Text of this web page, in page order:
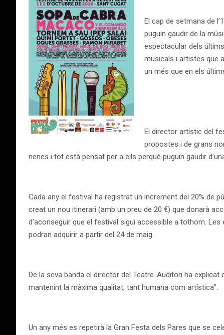
El cap de setmana de
puguin gaudir de la
espectacular dels
musicals i artistes que
un més que en els
El director artístic del
propostes i de grans
nenes i tot està pensat per a ells perquè puguin gaudir
Cada any el festival ha registrat un increment del 20% de
creat un nou itinerari (amb un preu de 20 €) que donarà
d’aconseguir que el festival sigui accessible a tothom.
podran adquirir a partir del 24 de maig.
De la seva banda el director del Teatre-Auditori ha
mantenint la màxima qualitat, tant humana com artística”.
Un any més es repetirà la Gran Festa dels Pares que se